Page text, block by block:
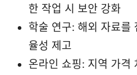
한 작업 시 보안 강화
학술 연구: 해외 자료를
율성 제고
온라인 쇼핑: 지역 가격